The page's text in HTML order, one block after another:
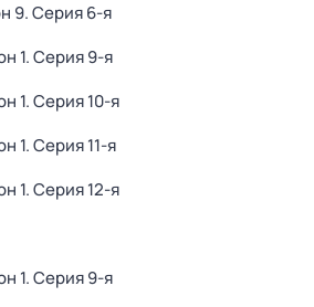
9. Серия 6-я
1. Серия 9-я
1. Серия 10-я
1. Серия 11-я
1. Серия 12-я
1. Серия 9-я